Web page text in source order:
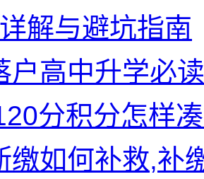
解与避坑指南
户高中升学必
分积分怎样
缴如何补救,补